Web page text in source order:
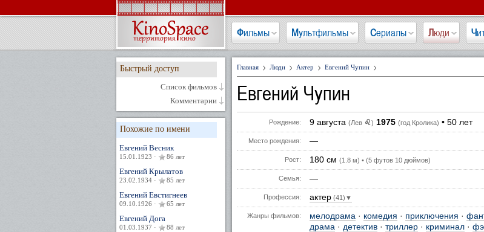
Фильмы Мультфильмы Сериалы Люди
Быстрый доступ
Список фильмов
Комментарии
Похожие по имени
Евгений Весник
15.01.1923 · 86 лет
Евгений Крылатов
23.02.1934 · 85 лет
Евгений Евстигнеев
09.10.1926 · 65 лет
Евгений Дога
01.03.1937 · 88 лет
Главная Люди Актер Евгений Чупин
Евгений Чупин
Рождение: 9 августа (Лев ♌) 1975 (год Кролика) • 50 лет
Место рождения: —
Рост: 180 см (1.8 м) • (5 футов 10 дюймов)
Семья: —
Профессия: актер (41)▼
Жанры фильмов: мелодрама · комедия · приключения ·
драма · детектив · триллер · криминал ·